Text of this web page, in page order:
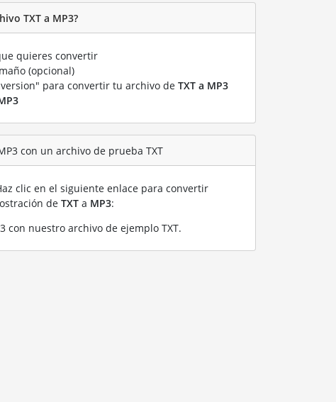
TXT a MP3?
quieres convertir
(opcional)
para convertir tu archivo de TXT a MP3
con un archivo de prueba TXT
clic en el siguiente enlace para convertir
de TXT a MP3:
con nuestro archivo de ejemplo TXT.